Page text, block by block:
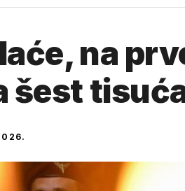
na
šest